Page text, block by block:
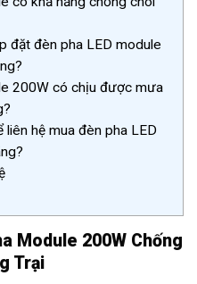
đặt đèn pha LED module
200W có chịu được mưa
liên hệ mua đèn pha LED
Module 200W Chống
Trại